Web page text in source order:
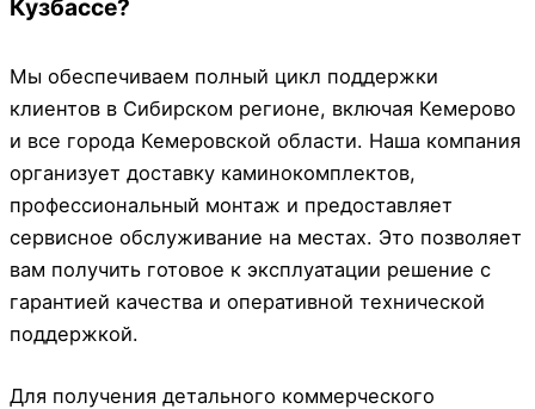
Кузбассе?
Мы обеспечиваем полный цикл поддержки
клиентов в Сибирском регионе, включая Кемерово
и все города Кемеровской области. Наша компания
организует доставку каминокомплектов,
профессиональный монтаж и предоставляет
сервисное обслуживание на местах. Это позволяет
вам получить готовое к эксплуатации решение с
гарантией качества и оперативной технической
поддержкой.
Для получения детального коммерческого